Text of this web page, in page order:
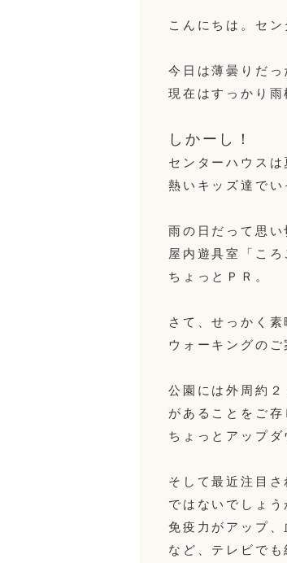
こんにちは。セン
今日は薄曇りだっ
現在はすっかり雨
しかーし！
センターハウス
熱いキッズ達でい
雨の日だって思い
屋内遊具室「ころ
ちょっとＰＲ。
さて、せっかく
ウォーキングのご
公園には外周約
があることをご存
ちょっとアップ
そして最近注目さ
ではないでしょう
免疫力がアップ
など、テレビでも